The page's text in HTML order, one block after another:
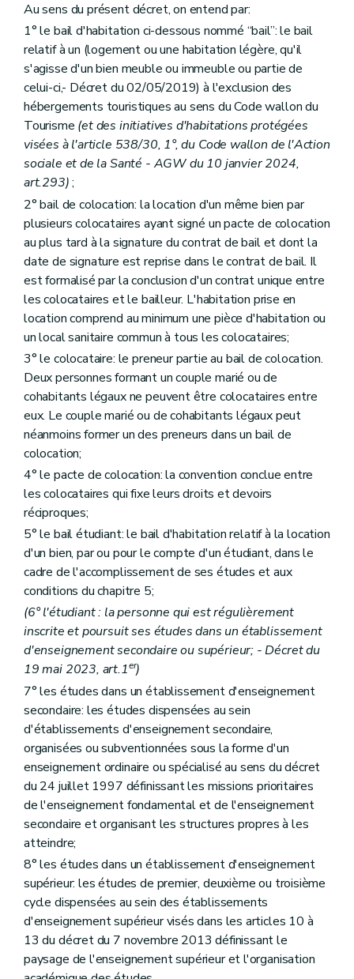
Art. 30
Art. 31
Art. 32
Art. 33
Art. 34
Art. 35
Art. 36
Art. 37
Art. 38
Art. 39
Section 9 Transmission de l'habitation louée
Art. 40
Art. 41
Art. 42
Art. 43
Art. 44
Art. 45
Section 10 Décès du preneur
Art. 46
Section 11 Sous-location
Art. 47
Art. 48
Section 12 Cession de bail
Art. 49
Section 13 Du bail à rénovation
Art. 50
Section 14 Baux des biens des mineurs
Art. 51
Section 15 « Résolution des conflits » (D. du 02/05/2019, art. 15)
Chapitre III
Section 1 Champ d'application
Art. 52
Section 2
Art. 53
Art. 54
Section 3 Durée du bail
Art. 55
Section 4 Prorogation pour circonstances exceptionnelles
Art. 56
Section 5 Indexation
Art. 57
Section 6
Révision du loyer et des charges
Art. 58
Section 7 Précompte immobilier
Art. 59
Section 8
Sous location
Art. 60
Art. 61
Section 9 Garantie
Art. 62
Section 10 Transmission de l'habitation louée
Art. 63
Section 11 Intervention d'un tiers à la location de l'immeuble
Art. 64
Chapitre IV
Art. 65
Art. 66
Art. 67
Art. 68
Art. 69
Art. 70
Art. 71
Art. 72
Art. 73
Au sens du présent décret, on entend par:
1° le bail d'habitation ci-dessous nommé “bail”: le bail
relatif à un (logement ou une habitation légère, qu'il
s'agisse d'un bien meuble ou immeuble ou partie de
celui-ci,- Décret du 02/05/2019) à l'exclusion des
hébergements touristiques au sens du Code wallon du
Tourisme (et des initiatives d'habitations protégées
visées à l'article 538/30, 1°, du Code wallon de l'Action
sociale et de la Santé - AGW du 10 janvier 2024,
art.293);
2° bail de colocation: la location d'un même bien par
plusieurs colocataires ayant signé un pacte de colocation
au plus tard à la signature du contrat de bail et dont la
date de signature est reprise dans le contrat de bail. Il
est formalisé par la conclusion d'un contrat unique entre
les colocataires et le bailleur. L'habitation prise en
location comprend au minimum une pièce d'habitation ou
un local sanitaire commun à tous les colocataires;
3° le colocataire: le preneur partie au bail de colocation.
Deux personnes formant un couple marié ou de
cohabitants légaux ne peuvent être colocataires entre
eux. Le couple marié ou de cohabitants légaux peut
néanmoins former un des preneurs dans un bail de
colocation;
4° le pacte de colocation: la convention conclue entre
les colocataires qui fixe leurs droits et devoirs
réciproques;
5° le bail étudiant: le bail d'habitation relatif à la location
d'un bien, par ou pour le compte d'un étudiant, dans le
cadre de l'accomplissement de ses études et aux
conditions du chapitre 5;
(6° l'étudiant : la personne qui est régulièrement
inscrite et poursuit ses études dans un établissement
d'enseignement secondaire ou supérieur; - Décret du
19 mai 2023, art.1er)
7° les études dans un établissement d'enseignement
secondaire: les études dispensées au sein
d'établissements d'enseignement secondaire,
organisées ou subventionnées sous la forme d'un
enseignement ordinaire ou spécialisé au sens du décret
du 24 juillet 1997 définissant les missions prioritaires
de l'enseignement fondamental et de l'enseignement
secondaire et organisant les structures propres à les
atteindre;
8° les études dans un établissement d'enseignement
supérieur: les études de premier, deuxième ou troisième
cycle dispensées au sein des établissements
d'enseignement supérieur visés dans les articles 10 à
13 du décret du 7 novembre 2013 définissant le
paysage de l'enseignement supérieur et l'organisation